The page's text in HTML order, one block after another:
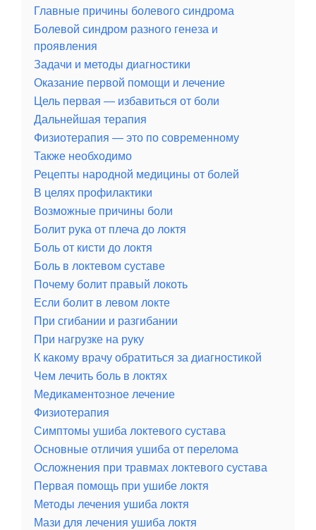
Главные причины болевого синдрома
Болевой синдром разного генеза и
проявления
Задачи и методы диагностики
Оказание первой помощи и лечение
Цель первая — избавиться от боли
Дальнейшая терапия
Физиотерапия — это по современному
Также необходимо
Рецепты народной медицины от болей
В целях профилактики
Возможные причины боли
Болит рука от плеча до локтя
Боль от кисти до локтя
Боль в локтевом суставе
Почему болит правый локоть
Если болит в левом локте
При сгибании и разгибании
При нагрузке на руку
К какому врачу обратиться за диагностикой
Чем лечить боль в локтях
Медикаментозное лечение
Физиотерапия
Симптомы ушиба локтевого сустава
Основные отличия ушиба от перелома
Осложнения при травмах локтевого сустава
Первая помощь при ушибе локтя
Методы лечения ушиба локтя
Мази для лечения ушиба локтя